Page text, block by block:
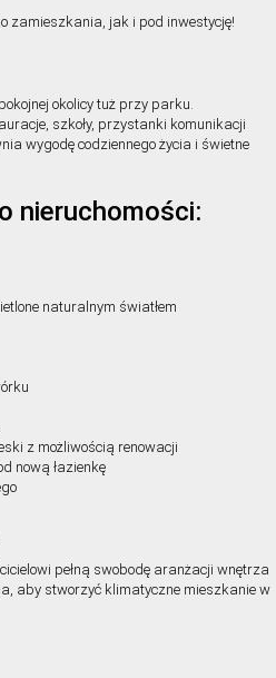
zamieszkania, jak i pod inwestycję!
okolicy tuż przy parku.
szkoły, przystanki komunikacji
wygodę codziennego życia i świetne
nieruchomości:
naturalnym światłem
z możliwością renowacji
nową łazienkę
pełną swobodę aranżacji wnętrza
aby stworzyć klimatyczne mieszkanie w